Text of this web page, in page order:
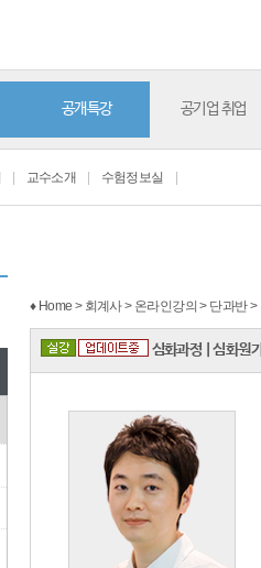
공개특강 공기업 취업
교수소개 수험정보실
♦ Home > 회계사 > 온라인강의 > 단과반 >
심화과정 심화원